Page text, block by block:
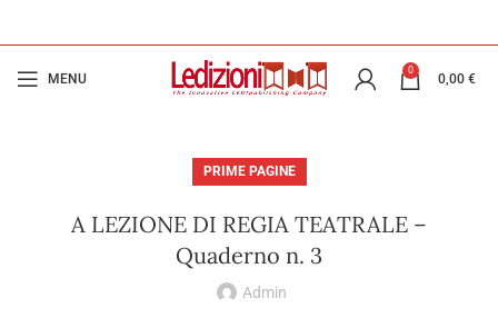
MENU
0
0,00 €
PRIME PAGINE
A LEZIONE DI REGIA TEATRALE –
Quaderno n. 3
Admin